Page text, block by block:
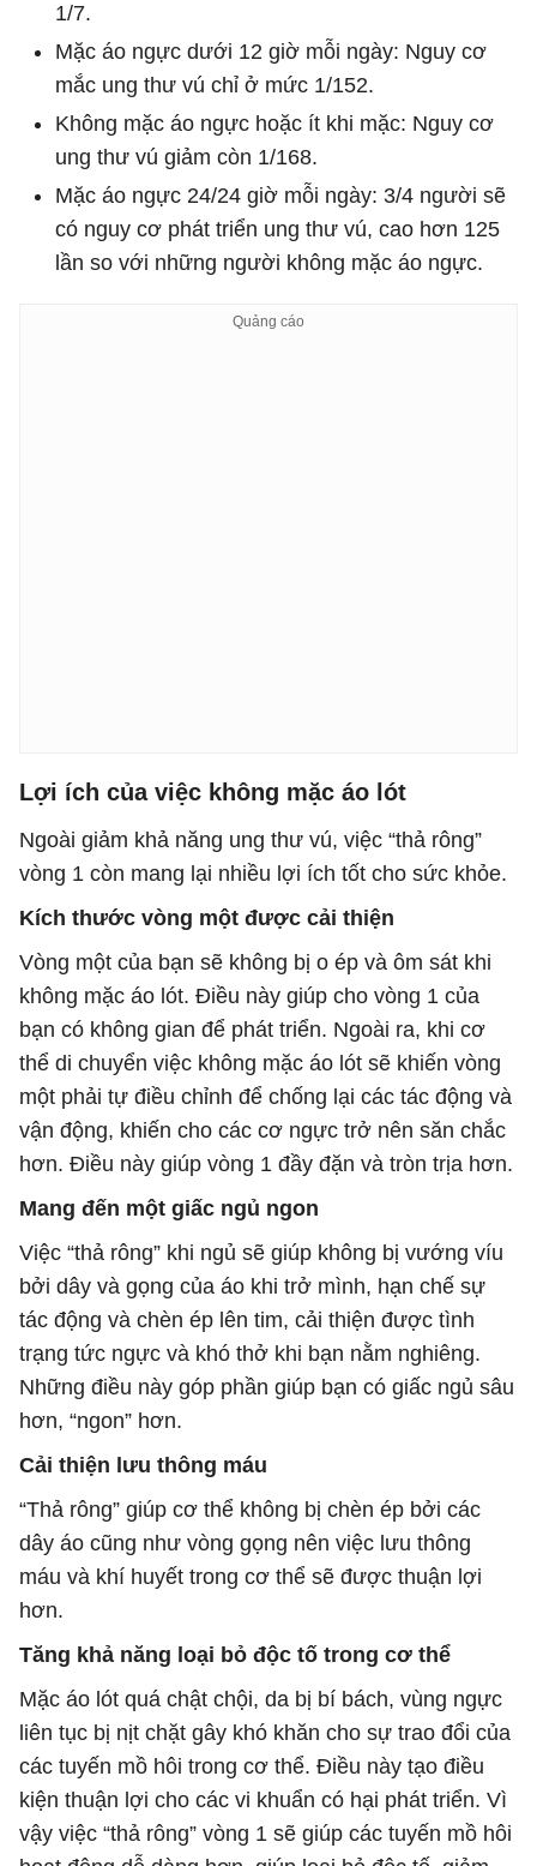
1/7.
Mặc áo ngực dưới 12 giờ mỗi ngày: Nguy cơ
mắc ung thư vú chỉ ở mức 1/152.
Không mặc áo ngực hoặc ít khi mặc: Nguy cơ
ung thư vú giảm còn 1/168.
Mặc áo ngực 24/24 giờ mỗi ngày: 3/4 người sẽ
có nguy cơ phát triển ung thư vú, cao hơn 125
lần so với những người không mặc áo ngực.
Lợi ích của việc không mặc áo lót
Ngoài giảm khả năng ung thư vú, việc “thả rông”
vòng 1 còn mang lại nhiều lợi ích tốt cho sức khỏe.
Kích thước vòng một được cải thiện
Vòng một của bạn sẽ không bị o ép và ôm sát khi
không mặc áo lót. Điều này giúp cho vòng 1 của
bạn có không gian để phát triển. Ngoài ra, khi cơ
thể di chuyển việc không mặc áo lót sẽ khiến vòng
một phải tự điều chỉnh để chống lại các tác động và
vận động, khiến cho các cơ ngực trở nên săn chắc
hơn. Điều này giúp vòng 1 đầy đặn và tròn trịa hơn.
Mang đến một giấc ngủ ngon
Việc “thả rông” khi ngủ sẽ giúp không bị vướng víu
bởi dây và gọng của áo khi trở mình, hạn chế sự
tác động và chèn ép lên tim, cải thiện được tình
trạng tức ngực và khó thở khi bạn nằm nghiêng.
Những điều này góp phần giúp bạn có giấc ngủ sâu
hơn, “ngon” hơn.
Cải thiện lưu thông máu
“Thả rông” giúp cơ thể không bị chèn ép bởi các
dây áo cũng như vòng gọng nên việc lưu thông
máu và khí huyết trong cơ thể sẽ được thuận lợi
hơn.
Tăng khả năng loại bỏ độc tố trong cơ thể
Mặc áo lót quá chật chội, da bị bí bách, vùng ngực
liên tục bị nịt chặt gây khó khăn cho sự trao đổi của
các tuyến mồ hôi trong cơ thể. Điều này tạo điều
kiện thuận lợi cho các vi khuẩn có hại phát triển. Vì
vậy việc “thả rông” vòng 1 sẽ giúp các tuyến mồ hôi